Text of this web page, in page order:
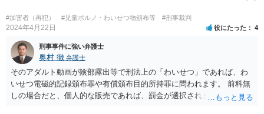
の風紀に対する罪というところがあるので、客観的証拠がある以上は
あり得ると思います。
#加害者（再犯） #児童ポルノ・わいせつ物頒布等 #刑事裁判
2024年4月22日 役にたった 4
刑事事件に強い弁護士
奥村 徹 弁護士
そのアダルト動画が陰部露出等で刑法上の「わいせつ」であれば、わ
いせつ電磁的記録頒布罪や有償頒布目的所持罪に問われます。 前科無
しの場合だと、個人的な販売であれば、罰金が選択されます。 同種前